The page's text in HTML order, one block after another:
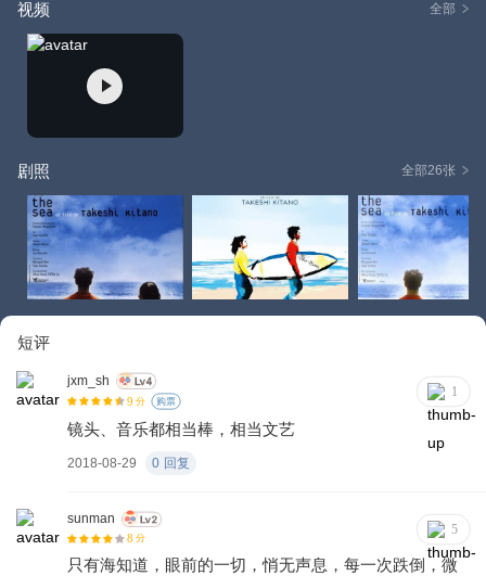
视频 全部
剧照 全部26张
短评
jxm_sh
9 分 购票
1
镜头、音乐都相当棒，相当文艺
2018-08-29 0 回复
sunman
8 分
5
只有海知道，眼前的一切，悄无声息，每一次跌倒，微